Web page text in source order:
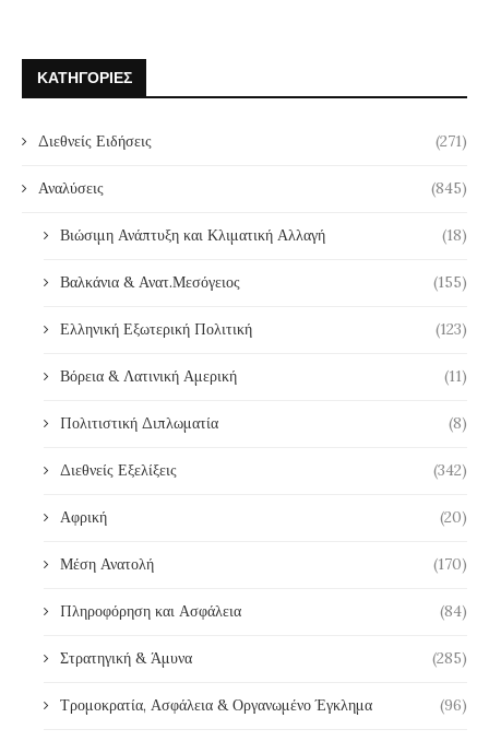
ΚΑΤΗΓΟΡΊΕΣ
Διεθνείς Ειδήσεις (271)
Αναλύσεις (845)
Βιώσιμη Ανάπτυξη και Κλιματική Αλλαγή (18)
Βαλκάνια & Ανατ.Μεσόγειος (155)
Ελληνική Εξωτερική Πολιτική (123)
Βόρεια & Λατινική Αμερική (11)
Πολιτιστική Διπλωματία (8)
Διεθνείς Εξελίξεις (342)
Αφρική (20)
Μέση Ανατολή (170)
Πληροφόρηση και Ασφάλεια (84)
Στρατηγική & Άμυνα (285)
Τρομοκρατία, Ασφάλεια & Οργανωμένο Έγκλημα (96)